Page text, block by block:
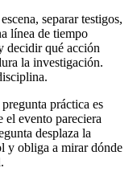
separar testigos,
línea de tiempo
decidir qué acción
la investigación.
práctica es
el evento pareciera
desplaza la
y obliga a mirar dónde